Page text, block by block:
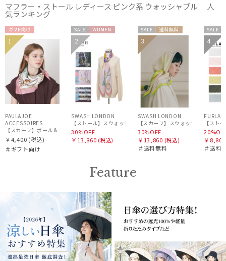
マフラー・ストール レディース ピンク系 ウォッシャブル 人
気ランキング
ギフト
向け
WOME
N
1
PAUL&JOE
ACCESSOIRES
【スカーフ】ポール & ジョー (PAUL & JOE ACCESSOIRES) シルクスカーフ空 オーステ
￥4,400 (税込)
＃ギフト向け
セー
ル
WOME
2
SWASH LONDON
【ストール】スウォッシュロンドン (SWASH LONDON)
30%OFF
￥13,860 (税込)
セー
ル
送料無
WOME
N
3
SWASH LONDON
30%OFF
￥13,860 (税込)
＃送料無料
セー
ル
N
4
FURLA
【スト
￥8,800
＃送料
Feature